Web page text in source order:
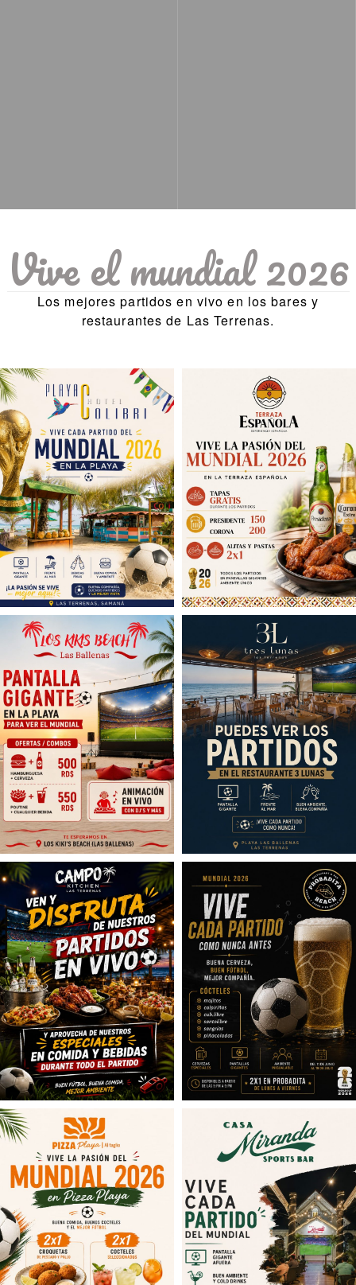
Vive el mundial 2026
Los mejores partidos en vivo en los bares y
restaurantes de Las Terrenas.